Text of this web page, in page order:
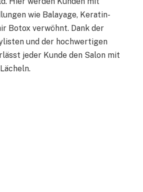
wie Balayage, Keratin-
Botox verwöhnt. Dank der
und der hochwertigen
jeder Kunde den Salon mit